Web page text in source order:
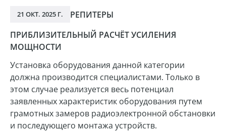
21 ОКТ. 2025 Г.
РЕПИТЕРЫ
ПРИБЛИЗИТЕЛЬНЫЙ РАСЧЁТ УСИЛЕНИЯ
МОЩНОСТИ
Установка оборудования данной категории
должна производится специалистами. Только в
этом случае реализуется весь потенциал
заявленных характеристик оборудования путем
грамотных замеров радиоэлектронной обстановки
и последующего монтажа устройств.